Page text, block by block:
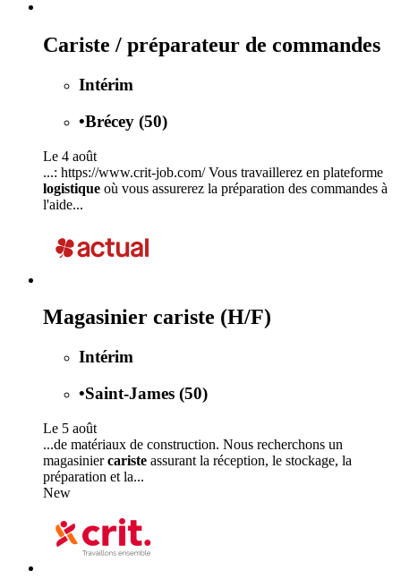
Cariste / préparateur de commandes
Intérim
•Brécey (50)
Le 4 août
...: https://www.crit-job.com/ Vous travaillerez en plateforme
logistique où vous assurerez la préparation des commandes à
l'aide...
Magasinier cariste (H/F)
Intérim
•Saint-James (50)
Le 5 août
...de matériaux de construction. Nous recherchons un
magasiniercariste assurant la réception, le stockage, la
préparation et la...
New